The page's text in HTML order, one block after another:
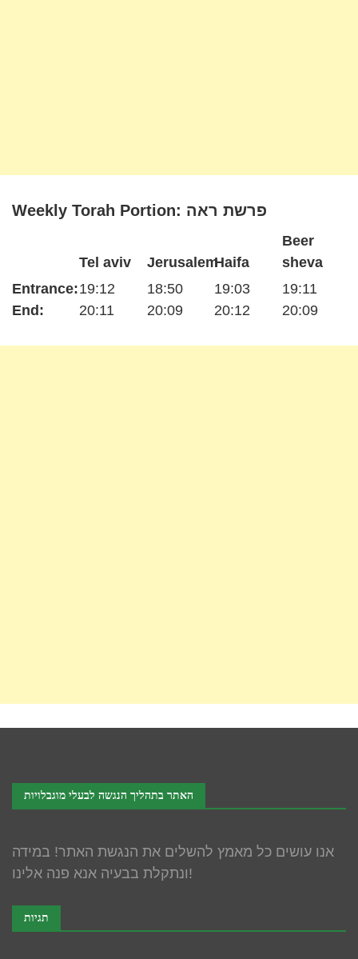
Weekly Torah Portion: פרשת ראה
Entrance:
End:
Tel aviv
19:12
20:11
Jerusalem
18:50
20:09
Haifa
19:03
20:12
Beer
sheva
19:11
20:09
האתר בתהליך הנגשה לבעלי מוגבלויות
אנו עושים כל מאמץ להשלים את הנגשת האתר! במידה
ונתקלת בבעיה אנא פנה אלינו!
תגיות